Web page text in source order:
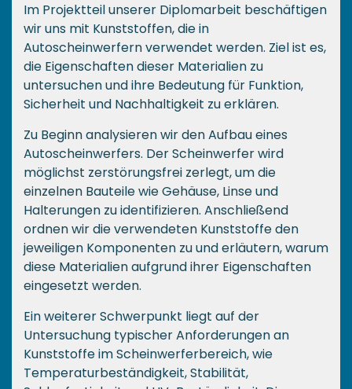
Im Projektteil unserer Diplomarbeit beschäftigen
wir uns mit Kunststoffen, die in
Autoscheinwerfern verwendet werden. Ziel ist es,
die Eigenschaften dieser Materialien zu
untersuchen und ihre Bedeutung für Funktion,
Sicherheit und Nachhaltigkeit zu erklären.
Zu Beginn analysieren wir den Aufbau eines
Autoscheinwerfers. Der Scheinwerfer wird
möglichst zerstörungsfrei zerlegt, um die
einzelnen Bauteile wie Gehäuse, Linse und
Halterungen zu identifizieren. Anschließend
ordnen wir die verwendeten Kunststoffe den
jeweiligen Komponenten zu und erläutern, warum
diese Materialien aufgrund ihrer Eigenschaften
eingesetzt werden.
Ein weiterer Schwerpunkt liegt auf der
Untersuchung typischer Anforderungen an
Kunststoffe im Scheinwerferbereich, wie
Temperaturbeständigkeit, Stabilität,